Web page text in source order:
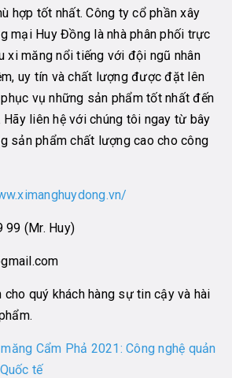
hợp tốt nhất. Công ty cổ phần xây
mại Huy Đồng là nhà phân phối trực
xi măng nổi tiếng với đội ngũ nhân
uy tín và chất lượng được đặt lên
vụ những sản phẩm tốt nhất đến
Hãy liên hệ với chúng tôi ngay từ bây
sản phẩm chất lượng cao cho công
99 (Mr. Huy)
cho quý khách hàng sự tin cậy và hài
Cẩm Phả 2021: Công nghệ quản
tế